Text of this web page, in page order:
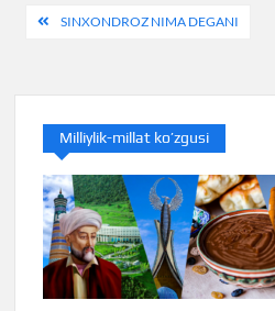
PostSINXONDROZ NIMA DEGANI
Milliylik-millat ko’zgusi